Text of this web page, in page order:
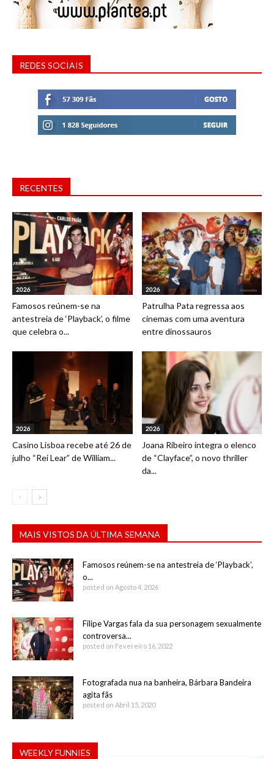
REDES SOCIAIS
RECENTES
2026
Famosos reúnem-se na
antestreia de ‘Playback’, o filme
que celebra o...
2026
Patrulha Pata regressa aos
cinemas com uma aventura
entre dinossauros
2026
Casino Lisboa recebe até 26 de
julho “Rei Lear” de William...
2026
Joana Ribeiro integra o elenco
de “Clayface”, o novo thriller
da...
MAIS VISTOS DA ÚLTIMA SEMANA
Famosos reúnem-se na antestreia de ‘Playback’,
o...
posted on Agosto 4, 2026
Filipe Vargas fala da sua personagem sexualmente
controversa...
posted on Fevereiro 16, 2022
Fotografada nua na banheira, Bárbara Bandeira
agita fãs
posted on Abril 15, 2020
WEEKLY FUNNIES